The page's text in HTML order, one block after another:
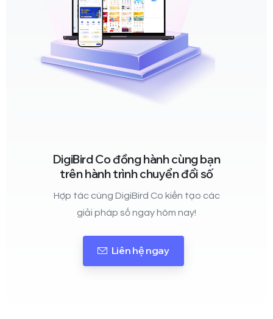
DigiBird Co đồng hành cùng bạn
trên hành trình chuyển đổi số
Hợp tác cùng DigiBird Co kiến tạo các
giải pháp số ngay hôm nay!
Liên hệ ngay